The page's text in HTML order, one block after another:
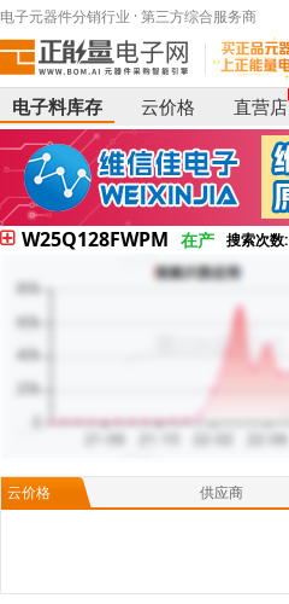
电子元器件分销行业 · 第三方综合服务商
电子料库存 云价格 直营店
W25Q128FWPM 在产 搜索次数:
云价格 供应商